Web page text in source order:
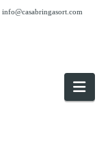
info@casabringasort.com